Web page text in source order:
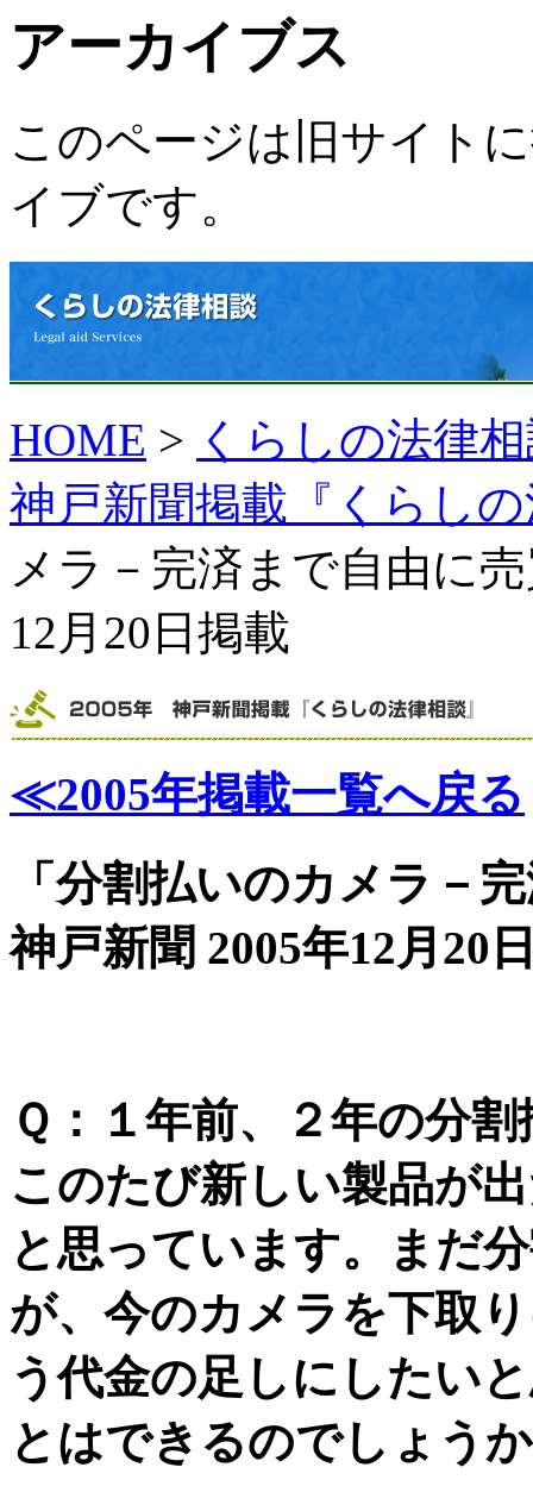
アーカイブス
このページは旧サイト
イブです。
HOME > くらしの法律
神戸新聞掲載『くらし
メラ－完済まで自由に
12月20日掲載
≪2005年掲載一覧へ戻る
「分割払いのカメラ－
神戸新聞 2005年12月20
Ｑ： １年前、２年の分
このたび新しい製品が
と思っています。まだ
が、今のカメラを下取
う代金の足しにしたい
とはできるのでしょう